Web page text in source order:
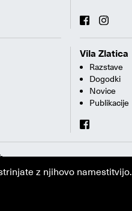
Vila Zlatica
Razstave
Dogodki
Novice
Publikacije
z njihovo namestitvijo.